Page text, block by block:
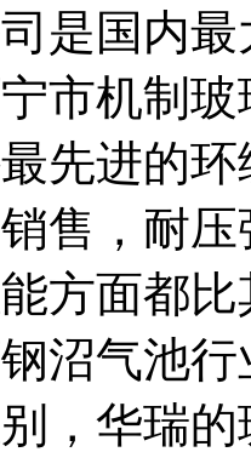
是国内
市机制
先进的
售， 耐压
方面都
沼气池
， 华瑞的